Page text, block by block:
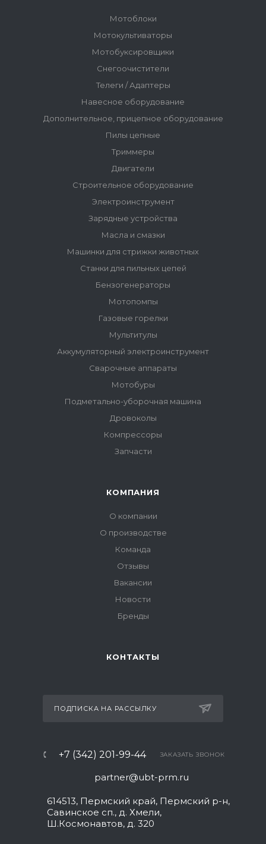
Мотоблоки
Мотокультиваторы
Мотобуксировщики
Снегоочистители
Телеги / Адаптеры
Навесное оборудование
Дополнительное, прицепное оборудование
Пилы цепные
Триммеры
Двигатели
Строительное оборудование
Электроинструмент
Зарядные устройства
Масла и смазки
Машинки для стрижки животных
Станки для пильных цепей
Бензогенераторы
Мотопомпы
Газовые горелки
Мультитулы
Аккумуляторный электроинструмент
Сварочные аппараты
Мотобуры
Подметально-уборочная машина
Дровоколы
Компрессоры
Запчасти
КОМПАНИЯ
О компании
О производстве
Команда
Отзывы
Вакансии
Новости
Бренды
КОНТАКТЫ
ПОДПИСКА НА РАССЫЛКУ
+7 (342) 201-99-44 ЗАКАЗАТЬ ЗВОНОК
partner@ubt-prm.ru
614513, Пермский край, Пермский р-н,
Савинское сп., д. Хмели,
Ш.Космонавтов, д. 320